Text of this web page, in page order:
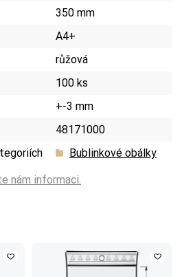
350 mm
A4+
růžová
100 ks
+-3 mm
48171000
Bublinkové obálky
nám informaci.